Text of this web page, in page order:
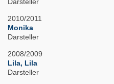
2010/2011
Monika
Darsteller
2008/2009
Lila, Lila
Darsteller